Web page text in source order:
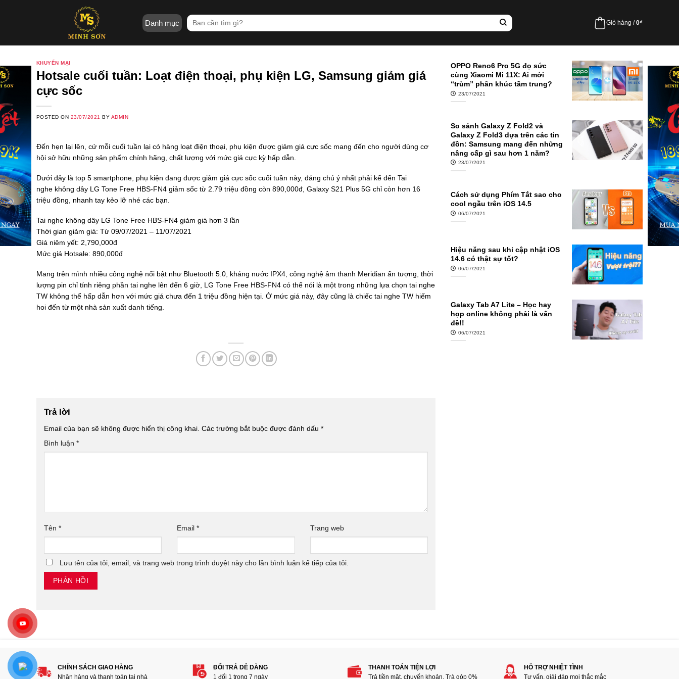
Danh mục
Tìm
kiếm:
Giỏ hàng /0₫
KHUYẾN MẠI
Hotsale cuối tuần: Loạt điện thoại, phụ kiện LG, Samsung giảm giá
cực sốc
POSTED ON 23/07/2021 BY ADMIN
Đến hẹn lại lên, cứ mỗi cuối tuần lại có hàng loạt điện thoại, phụ kiện được giảm giá cực sốc mang đến cho người dùng cơ
hội sở hữu những sản phẩm chính hãng, chất lượng với mức giá cực kỳ hấp dẫn.
Dưới đây là top 5 smartphone, phụ kiện đang được giảm giá cực sốc cuối tuần này, đáng chú ý nhất phải kể đến Tai
nghe không dây LG Tone Free HBS-FN4 giảm sốc từ 2.79 triệu đồng còn 890,000đ, Galaxy S21 Plus 5G chỉ còn hơn 16
triệu đồng, nhanh tay kẻo lỡ nhé các bạn.
Tai nghe không dây LG Tone Free HBS-FN4 giảm giá hơn 3 lần
Thời gian giảm giá: Từ 09/07/2021 – 11/07/2021
Giá niêm yết: 2,790,000đ
Mức giá Hotsale: 890,000đ
Mang trên mình nhiều công nghệ nổi bật như Bluetooth 5.0, kháng nước IPX4, công nghệ âm thanh Meridian ấn tượng, thời
lượng pin chỉ tính riêng phần tai nghe lên đến 6 giờ, LG Tone Free HBS-FN4 có thể nói là một trong những lựa chọn tai nghe
TW không thể hấp dẫn hơn với mức giá chưa đến 1 triệu đồng hiện tại. Ở mức giá này, đây cũng là chiếc tai nghe TW hiếm
hoi đến từ một nhà sản xuất danh tiếng.
Trả lời
Email của bạn sẽ không được hiển thị công khai. Các trường bắt buộc được đánh dấu *
Bình luận *
Tên * Email* Trang web
Lưu tên của tôi, email, và trang web trong trình duyệt này cho lần bình luận kế tiếp của tôi.
OPPO Reno6 Pro 5G đọ sức
cùng Xiaomi Mi 11X: Ai mới
“trùm” phân khúc tầm trung?
23/07/2021
So sánh Galaxy Z Fold2 và
Galaxy Z Fold3 dựa trên các tin
đồn: Samsung mang đến những
nâng cấp gì sau hơn 1 năm?
23/07/2021
Cách sử dụng Phím Tắt sao cho
cool ngầu trên iOS 14.5
06/07/2021
Hiệu năng sau khi cập nhật iOS
14.6 có thật sự tốt?
06/07/2021
Galaxy Tab A7 Lite – Học hay
họp online không phải là vấn
đề!!
06/07/2021
CHÍNH SÁCH GIAO HÀNG
Nhận hàng và thanh toán tại nhà
ĐỔI TRẢ DỄ DÀNG
1 đổi 1 trong 7 ngày
THANH TOÁN TIỆN LỢI
Trả tiền mặt, chuyển khoản, Trà góp 0%
HỖ TRỢ NHIỆT TÌNH
Tư vấn, giải đáp mọi thắc mắc